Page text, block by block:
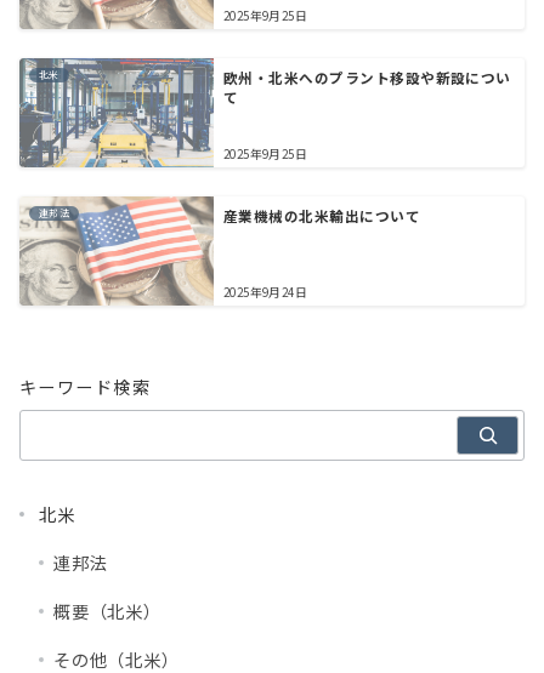
2025年9月25日
北米
欧州・北米へのプラント移設や新設につい
て
2025年9月25日
連邦法 産業機械の北米輸出について
2025年9月24日
キーワード検索
北米
連邦法
概要（北米）
その他（北米）